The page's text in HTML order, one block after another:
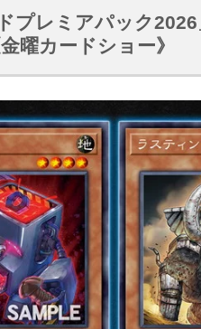
ドプレミアパック
曜カードショー》